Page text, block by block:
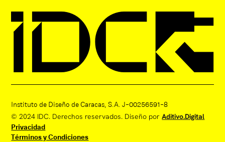
Instituto de Diseño de Caracas, S.A. J-00256591-8
© 2024 IDC. Derechos reservados. Diseño porAditivo.Digital
Privacidad
Términos y Condiciones